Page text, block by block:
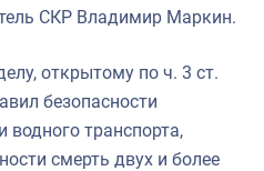
СКР Владимир Маркин.
открытому по ч. 3 ст.
безопасности
водного транспорта,
смерть двух и более